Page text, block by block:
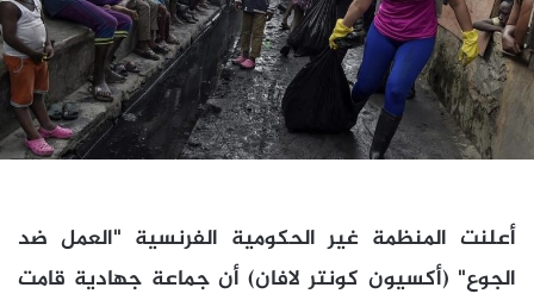
أعلنت المنظمة غير الحكومية الفرنسية "العمل ضد
الجوع" (أكسيون كونتر لافان) أن جماعة جهادية قامت